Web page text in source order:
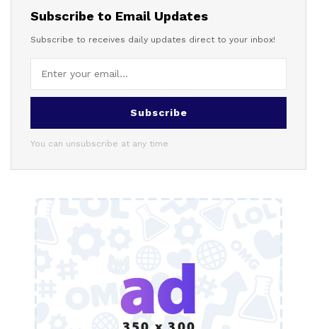
Subscribe to Email Updates
Subscribe to receives daily updates direct to your inbox!
Subscribe
You can unsubscribe at any time